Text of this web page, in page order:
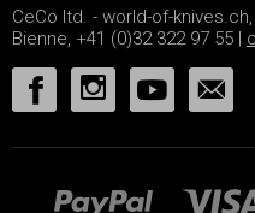
CeCo ltd. - world-of-
Bienne, +41 (0)32 322 97 55 |